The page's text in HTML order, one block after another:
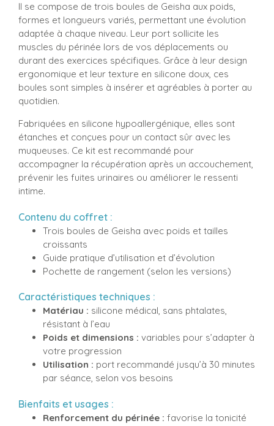
Il se compose de trois boules de Geisha aux poids,
formes et longueurs variés, permettant une évolution
adaptée à chaque niveau. Leur port sollicite les
muscles du périnée lors de vos déplacements ou
durant des exercices spécifiques. Grâce à leur design
ergonomique et leur texture en silicone doux, ces
boules sont simples à insérer et agréables à porter au
quotidien.
Fabriquées en silicone hypoallergénique, elles sont
étanches et conçues pour un contact sûr avec les
muqueuses. Ce kit est recommandé pour
accompagner la récupération après un accouchement,
prévenir les fuites urinaires ou améliorer le ressenti
intime.
Contenu du coffret :
Trois boules de Geisha avec poids et tailles
croissants
Guide pratique d’utilisation et d’évolution
Pochette de rangement (selon les versions)
Caractéristiques techniques :
Matériau : silicone médical, sans phtalates,
résistant à l’eau
Poids et dimensions : variables pour s’adapter à
votre progression
Utilisation : port recommandé jusqu’à 30 minutes
par séance, selon vos besoins
Bienfaits et usages :
Renforcement du périnée : favorise la tonicité